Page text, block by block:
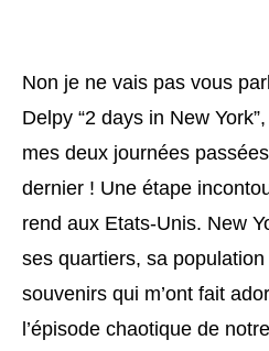
Non je ne vais pas vous
Delpy “2 days in New
mes deux journées
dernier ! Une étape
rend aux Etats-Unis. New
ses quartiers, sa
souvenirs qui m’ont fait
l’épisode chaotique de